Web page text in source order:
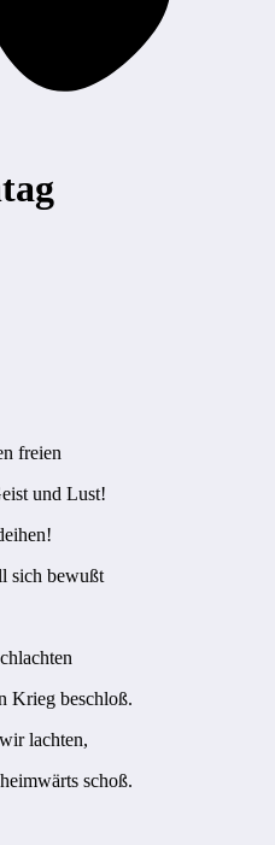
freien
und Lust!
sich bewußt
Krieg beschloß.
lachten,
schoß.